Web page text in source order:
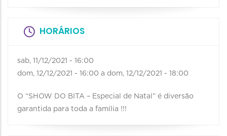
HORÁRIOS
sab, 11/12/2021 - 16:00
dom, 12/12/2021 - 16:00 a dom, 12/12/2021 - 18:00
O “SHOW DO BITA – Especial de Natal” é diversão
garantida para toda a família !!!